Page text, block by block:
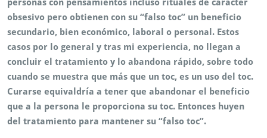
personas con pensamientos incluso rituales de carácter
obsesivo pero obtienen con su “falso toc” un beneficio
secundario, bien económico, laboral o personal. Estos
casos por lo general y tras mi experiencia, no llegan a
concluir el tratamiento y lo abandona rápido, sobre todo
cuando se muestra que más que un toc, es un uso del toc.
Curarse equivaldría a tener que abandonar el beneficio
que a la persona le proporciona su toc. Entonces huyen
del tratamiento para mantener su “falso toc”.